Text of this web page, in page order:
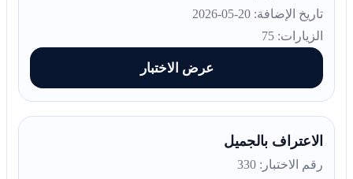
تاريخ الإضافة: 20-05-2026
الزيارات: 75
عرض الاختبار
الاعتراف بالجميل
رقم الاختبار: 330